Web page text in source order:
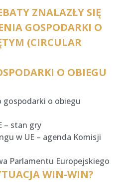
ZNALAZŁY SIĘ
GOSPODARKI O
(CIRCULAR
O OBIEGU
gospodarki o obiegu
– stan gry
w UE – agenda Komisji
Parlamentu Europejskiego
WIN-WIN?